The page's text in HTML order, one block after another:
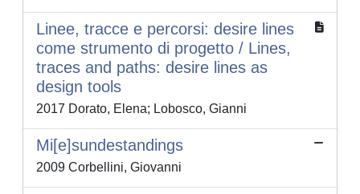
Linee, tracce e percorsi: desire lines
come strumento di progetto / Lines,
traces and paths: desire lines as
design tools
2017 Dorato, Elena; Lobosco, Gianni
Mi[e]sundestandings
2009 Corbellini, Giovanni